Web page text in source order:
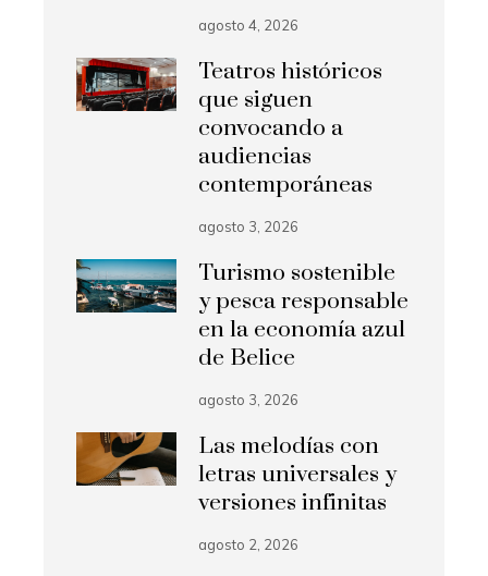
agosto 4, 2026
Teatros históricos
que siguen
convocando a
audiencias
contemporáneas
agosto 3, 2026
Turismo sostenible
y pesca responsable
en la economía azul
de Belice
agosto 3, 2026
Las melodías con
letras universales y
versiones infinitas
agosto 2, 2026